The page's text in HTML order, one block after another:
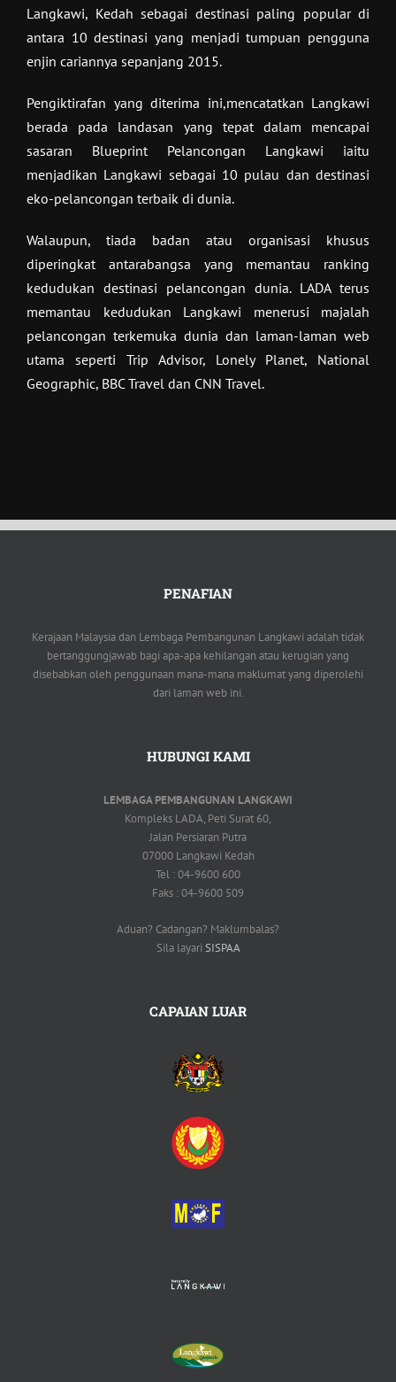
Langkawi, Kedah sebagai destinasi paling popular di
antara 10 destinasi yang menjadi tumpuan pengguna
enjin cariannya sepanjang 2015.
Pengiktirafan yang diterima ini,mencatatkan Langkawi
berada pada landasan yang tepat dalam mencapai
sasaran Blueprint Pelancongan Langkawi iaitu
menjadikan Langkawi sebagai 10 pulau dan destinasi
eko-pelancongan terbaik di dunia.
Walaupun, tiada badan atau organisasi khusus
diperingkat antarabangsa yang memantau ranking
kedudukan destinasi pelancongan dunia. LADA terus
memantau kedudukan Langkawi menerusi majalah
pelancongan terkemuka dunia dan laman-laman web
utama seperti Trip Advisor, Lonely Planet, National
Geographic, BBC Travel dan CNN Travel.
PENAFIAN
Kerajaan Malaysia dan Lembaga Pembangunan Langkawi adalah tidak
bertanggungjawab bagi apa-apa kehilangan atau kerugian yang
disebabkan oleh penggunaan mana-mana maklumat yang diperolehi
dari laman web ini.
HUBUNGI KAMI
LEMBAGA PEMBANGUNAN LANGKAWI
Kompleks LADA, Peti Surat 60,
Jalan Persiaran Putra
07000 Langkawi Kedah
Tel : 04-9600 600
Faks : 04-9600 509
Aduan? Cadangan? Maklumbalas?
Sila layari SISPAA
CAPAIAN LUAR